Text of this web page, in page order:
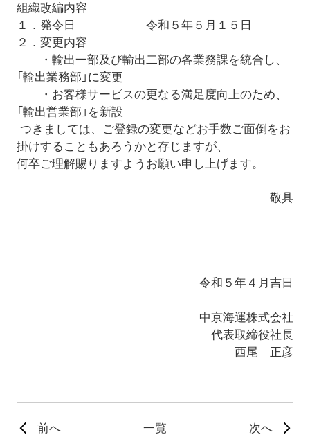
組織改編内容
１．発令日 令和５年５月１５日
２．変更内容
・輸出一部及び輸出二部の各業務課を統合し、
「輸出業務部」に変更
・お客様サービスの更なる満足度向上のため、
「輸出営業部」を新設
つきましては、ご登録の変更などお手数ご面倒をお
掛けすることもあろうかと存じますが、
何卒ご理解賜りますようお願い申し上げます。
敬具
令和５年４月吉日
中京海運株式会社
代表取締役社長
西尾 正彦
前へ 一覧 次へ